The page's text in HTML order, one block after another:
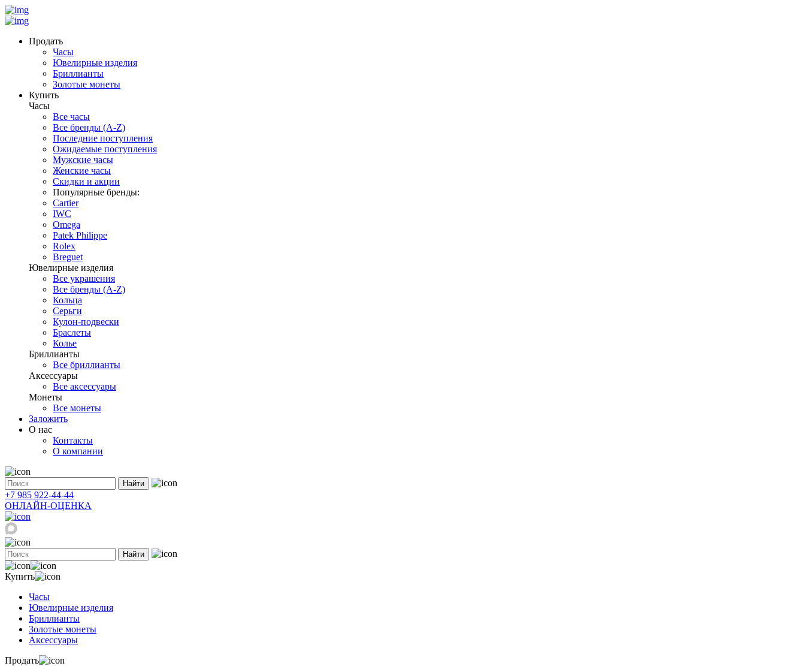
Продать
Часы
Ювелирные изделия
Бриллианты
Золотые монеты
Купить
Часы
Все часы
Все бренды (A-Z)
Последние поступления
Ожидаемые поступления
Мужские часы
Женские часы
Скидки и акции
Популярные бренды:
Cartier
IWC
Omega
Patek Philippe
Rolex
Breguet
Ювелирные изделия
Все украшения
Все бренды (A-Z)
Кольца
Серьги
Кулон-подвески
Браслеты
Колье
Бриллианты
Все бриллианты
Аксессуары
Все аксессуары
Монеты
Все монеты
Заложить
О нас
Контакты
О компании
Найти
+7 985 922-44-44
ОНЛАЙН-ОЦЕНКА
Найти
Купить
Часы
Ювелирные изделия
Бриллианты
Золотые монеты
Аксессуары
Продать